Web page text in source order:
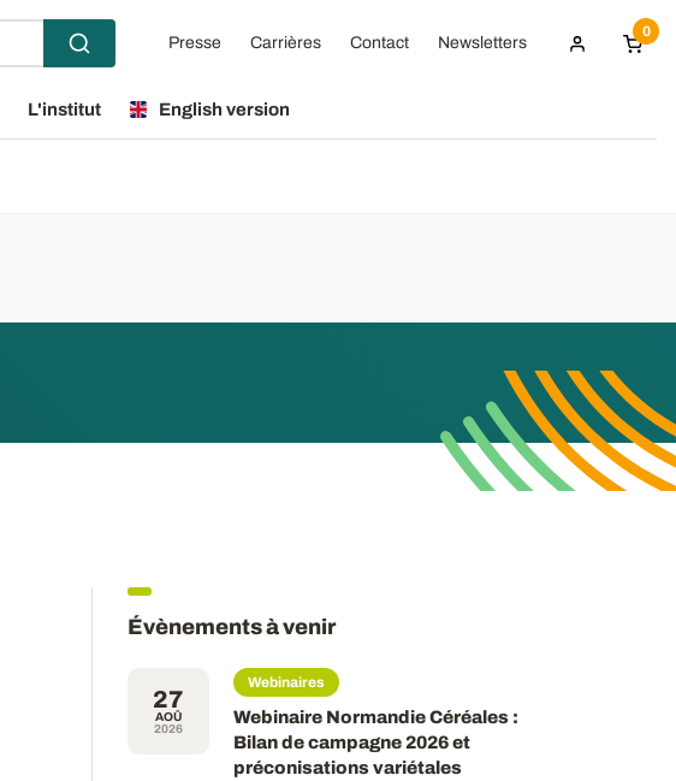
Presse Carrières Contact Newsletters
0
L'institut English version
Évènements à venir
27
AOÛ
2026
Webinaires
Webinaire Normandie Céréales :
Bilan de campagne 2026 et
préconisations variétales